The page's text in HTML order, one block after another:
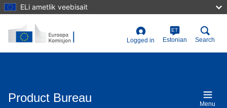
Skip
to
content
ELi ametlik veebisait
User
account
Logged in
ET
Estonian Search
Product Bureau Menu